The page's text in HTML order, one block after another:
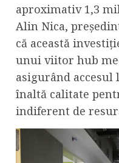
aproximativ 1,3
Alin Nica,
că această
unui viitor hub
asigurând accesul
înaltă calitate
indiferent de